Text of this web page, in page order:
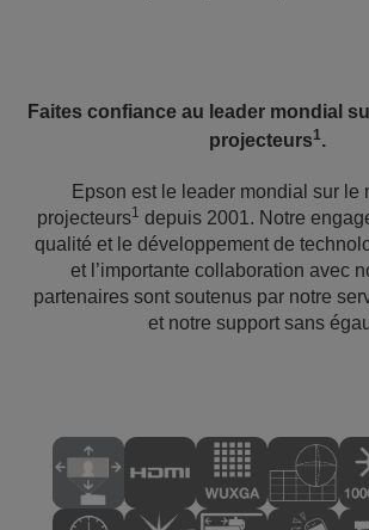
Faites confiance au leader mondial
projecteurs1.
Epson est le leader mondial sur le
projecteurs1 depuis 2001. Notre
qualité et le développement de
et l’importante collaboration avec
partenaires sont soutenus par notre
et notre support sans